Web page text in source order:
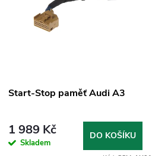
Start-Stop paměť Audi A3
1 989 Kč
Skladem
DO KOŠÍKU